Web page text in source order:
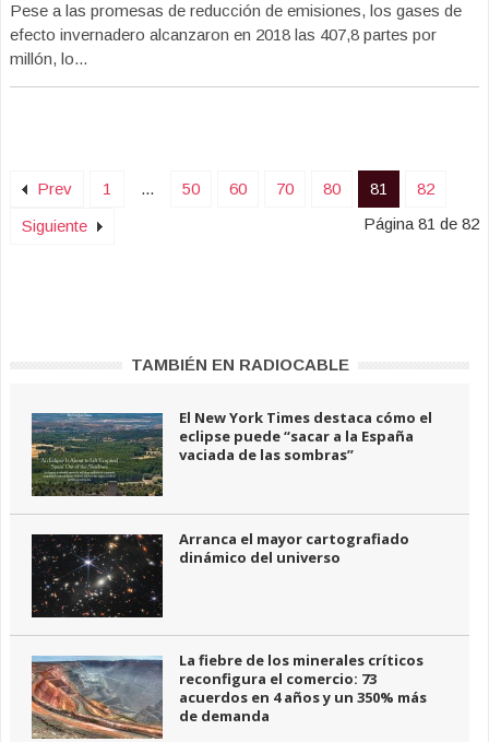
Pese a las promesas de reducción de emisiones, los gases de
efecto invernadero alcanzaron en 2018 las 407,8 partes por
millón, lo...
Prev 1 ... 50 60 70 80 81
82
Siguiente
Página 81 de 82
TAMBIÉN EN RADIOCABLE
El New York Times destaca cómo el
eclipse puede “sacar a la España
vaciada de las sombras”
Arranca el mayor cartografiado
dinámico del universo
La fiebre de los minerales críticos
reconfigura el comercio: 73
acuerdos en 4 años y un 350% más
de demanda